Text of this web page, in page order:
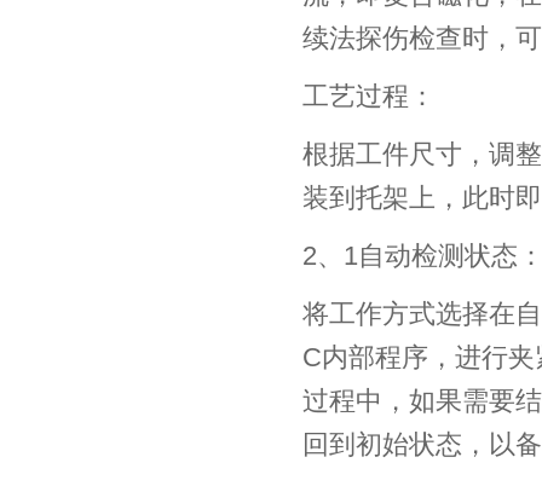
续法探伤检查时，
工艺过程：
根据工件尺寸，调
装到托架上，此时
2、1自动检测状态
将工作方式选择在
C内部程序，进行
过程中，如果需要
回到初始状态，以